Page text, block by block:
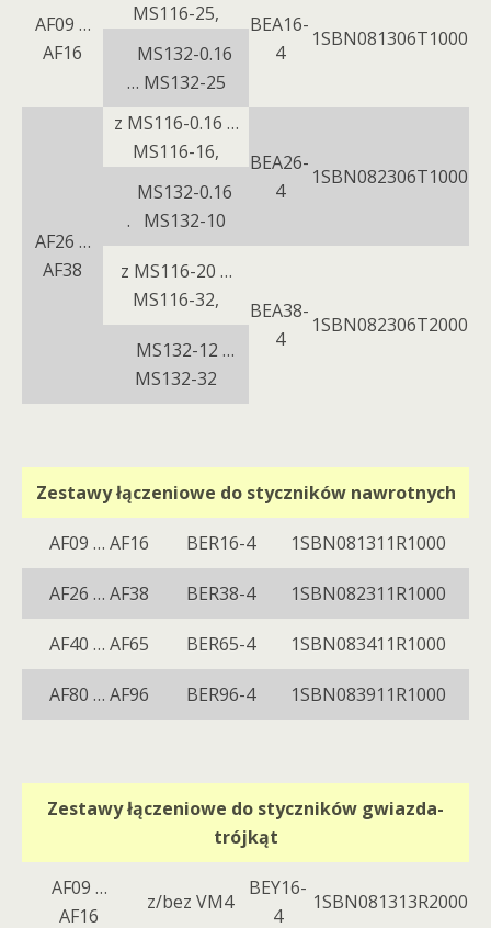
AF09 …
AF16
MS116-25,
ВЕА16-
4
1SBN081306T1000
MS132-0.16
… MS132-25
AF26 …
AF38
z MS116-0.16 …
MS116-16,
ВЕА26-
4
1SBN082306T1000
MS132-0.16
. MS132-10
z MS116-20 …
MS116-32,
ВЕА38-
4
1SBN082306T2000
MS132-12 …
MS132-32
Zestawy łączeniowe do styczników nawrotnych
AF09 … AF16 BER16-4 1SBN081311R1000
AF26 … AF38 BER38-4 1SBN082311R1000
AF40 … AF65 BER65-4 1SBN083411R1000
AF80 … AF96 BER96-4 1SBN083911R1000
Zestawy łączeniowe do styczników gwiazda-
trójkąt
AF09 …
AF16
z/bez VM4
BEY16-
4
1SBN081313R2000